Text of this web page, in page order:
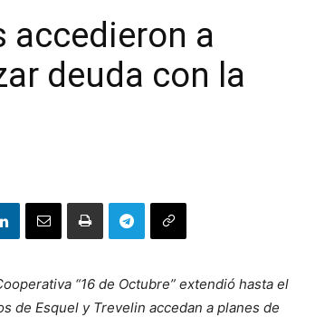
accedieron a
deuda con la
“16 de Octubre” extendió hasta el
de Esquel y Trevelin accedan a planes de